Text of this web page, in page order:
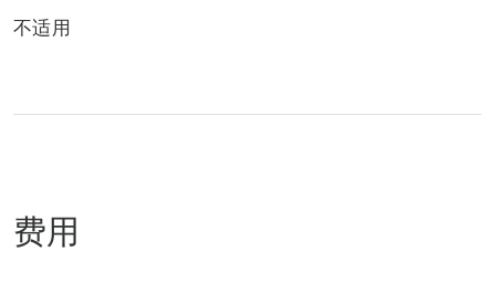
不适用
费用